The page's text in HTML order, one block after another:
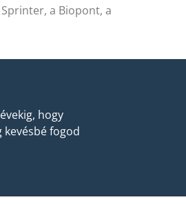
Sprinter, a Biopont, a
hogy
kevésbé fogod